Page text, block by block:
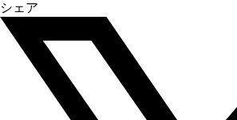
シェア